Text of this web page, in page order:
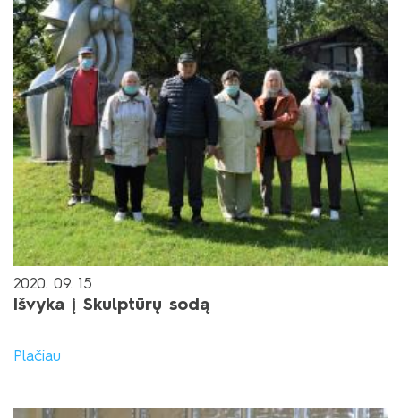
2020. 09. 15
Išvyka į Skulptūrų sodą
Plačiau